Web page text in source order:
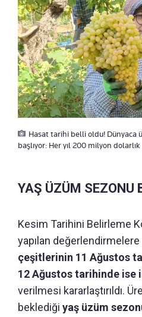
Hasat tarihi belli oldu! Dünyaca
başlıyor: Her yıl 200 milyon dolarlık
YAŞ ÜZÜM SEZONU
Kesim Tarihini Belirleme
yapılan değerlendirmelere
çeşitlerinin 11 Ağustos
12 Ağustos tarihinde ise
verilmesi kararlaştırıldı.
beklediği yaş üzüm